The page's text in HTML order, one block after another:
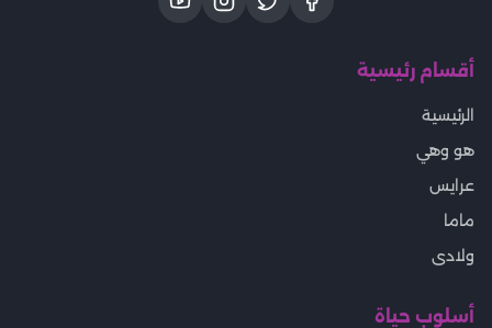
أقسام رئيسية
الرئيسية
هو وهي
عرايس
ماما
ولادى
أسلوب حياة